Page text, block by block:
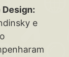
Design:
e